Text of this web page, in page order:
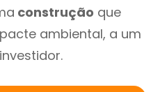
construção que
ambiental, a um